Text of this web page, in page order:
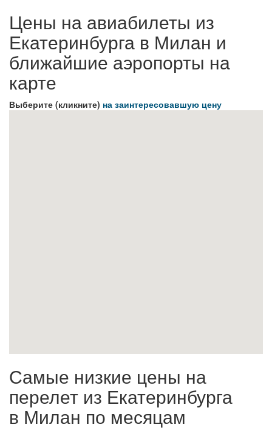
Цены на авиабилеты из
Екатеринбурга в Милан и
ближайшие аэропорты на
карте
Выберите (кликните) на заинтересовавшую цену
Самые низкие цены на
перелет из Екатеринбурга
в Милан по месяцам